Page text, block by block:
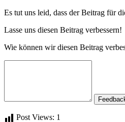
Es tut uns leid, dass der Beitrag für
Lasse uns diesen Beitrag verbessern!
Wie können wir diesen Beitrag
Post Views: 1